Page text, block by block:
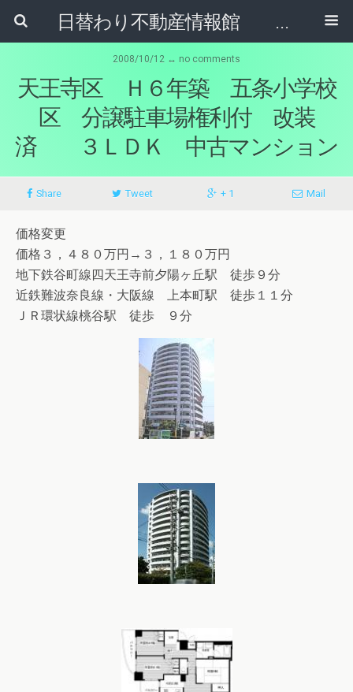
日替わり不動産情報館 リア･ライブログ
2008/10/12 ↔ no comments
天王寺区 Ｈ６年築 五条小学校
区 分譲駐車場権利付 改装
済 ３ＬＤＫ 中古マンション
Share Tweet + 1 Mail
価格変更
価格３，４８０万円→３，１８０万円
地下鉄谷町線四天王寺前夕陽ヶ丘駅 徒歩９分
近鉄難波奈良線・大阪線 上本町駅 徒歩１１分
ＪＲ環状線桃谷駅 徒歩 ９分